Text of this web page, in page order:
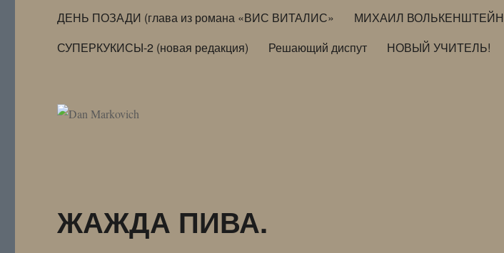
ДЕНЬ ПОЗАДИ (глава из романа «ВИС ВИТАЛИС»
МИХАИЛ ВОЛЬКЕНШТЕЙН
СУПЕРКУКИСЫ-2 (новая редакция)
Решающий диспут НОВЫЙ УЧИТЕЛЬ!
ЖАЖДА ПИВА.